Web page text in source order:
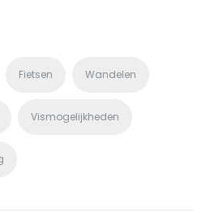
Fietsen Wandelen
Vismogelijkheden